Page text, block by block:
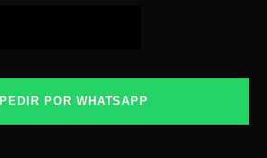
PEDIR POR WHATSAPP